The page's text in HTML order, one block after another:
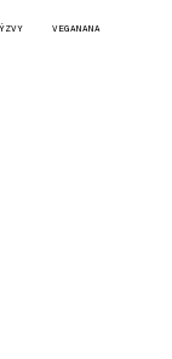
VEGANANA